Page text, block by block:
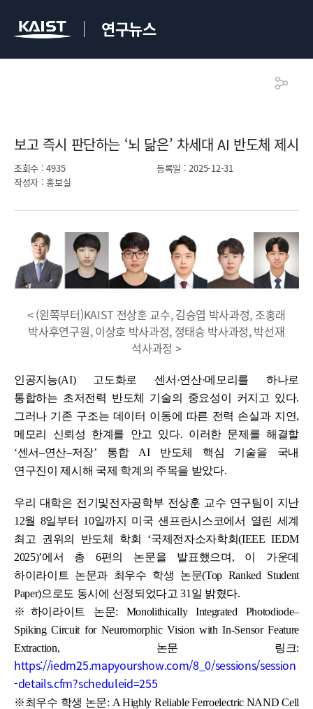
연구뉴스
보고 즉시 판단하는 ‘뇌 닮은’ 차세대 AI 반도체 제시​
조회수 : 4935 등록일 : 2025-12-31
작성자 : 홍보실
< (왼쪽부터)KAIST 전상훈 교수, 김승엽 박사과정, 조홍래
박사후연구원, 이상호 박사과정, 정태승 박사과정, 박선재
석사과정 >
인공지능(AI) 고도화로 센서·연산·메모리를 하나로
통합하는 초저전력 반도체 기술의 중요성이 커지고 있다.
그러나 기존 구조는 데이터 이동에 따른 전력 손실과 지연,
메모리 신뢰성 한계를 안고 있다. 이러한 문제를 해결할
‘센서–연산–저장’ 통합 AI 반도체 핵심 기술을 국내
연구진이 제시해 국제 학계의 주목을 받았다.
우리 대학은 전기및전자공학부 전상훈 교수 연구팀이 지난
12월 8일부터 10일까지 미국 샌프란시스코에서 열린 세계
최고 권위의 반도체 학회 ‘국제전자소자학회(IEEE IEDM
2025)’에서 총 6편의 논문을 발표했으며, 이 가운데
하이라이트 논문과 최우수 학생 논문(Top Ranked Student
Paper)으로도 동시에 선정되었다고 31일 밝혔다.
※하이라이트 논문: Monolithically Integrated Photodiode–
Spiking Circuit for Neuromorphic Vision with In-Sensor Feature
Extraction, 논문 링크:
https://iedm25.mapyourshow.com/8_0/sessions/session
-details.cfm?scheduleid=255
※최우수 학생 논문: A Highly Reliable Ferroelectric NAND Cell